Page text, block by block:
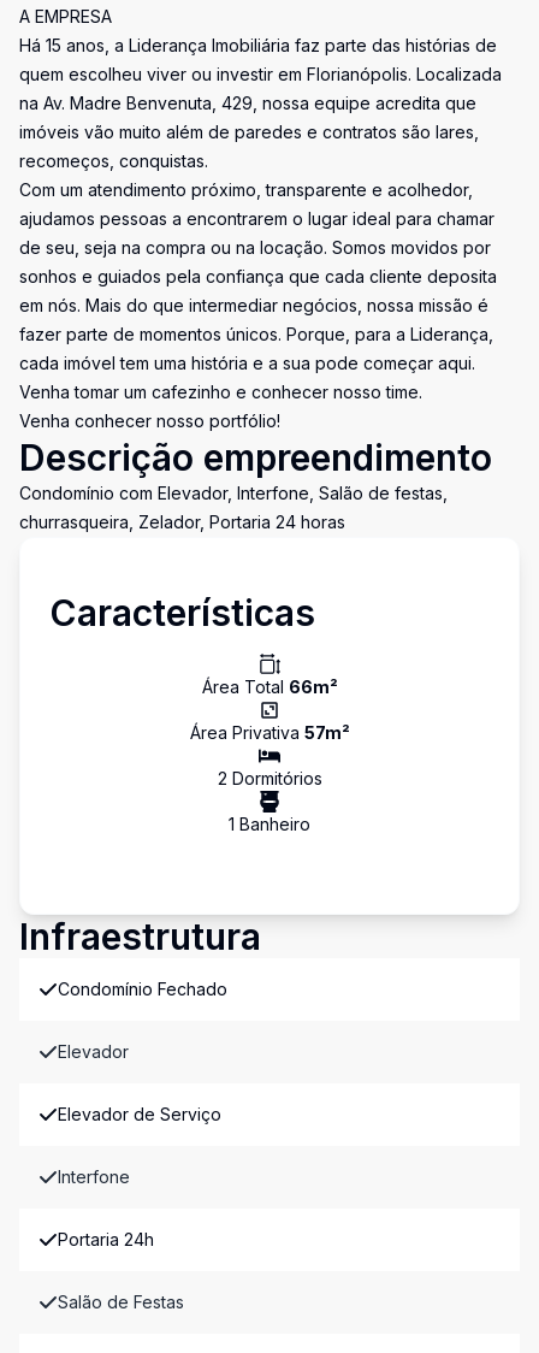
A EMPRESA
Há 15 anos, a Liderança Imobiliária faz parte das histórias de
quem escolheu viver ou investir em Florianópolis. Localizada
na Av. Madre Benvenuta, 429, nossa equipe acredita que
imóveis vão muito além de paredes e contratos são lares,
recomeços, conquistas.
Com um atendimento próximo, transparente e acolhedor,
ajudamos pessoas a encontrarem o lugar ideal para chamar
de seu, seja na compra ou na locação. Somos movidos por
sonhos e guiados pela confiança que cada cliente deposita
em nós. Mais do que intermediar negócios, nossa missão é
fazer parte de momentos únicos. Porque, para a Liderança,
cada imóvel tem uma história e a sua pode começar aqui.
Venha tomar um cafezinho e conhecer nosso time.
Venha conhecer nosso portfólio!
Descrição empreendimento
Condomínio com Elevador, Interfone, Salão de festas,
churrasqueira, Zelador, Portaria 24 horas
Características
Área Total 66m²
Área Privativa 57m²
2 Dormitórios
1 Banheiro
Infraestrutura
Condomínio Fechado
Elevador
Elevador de Serviço
Interfone
Portaria 24h
Salão de Festas